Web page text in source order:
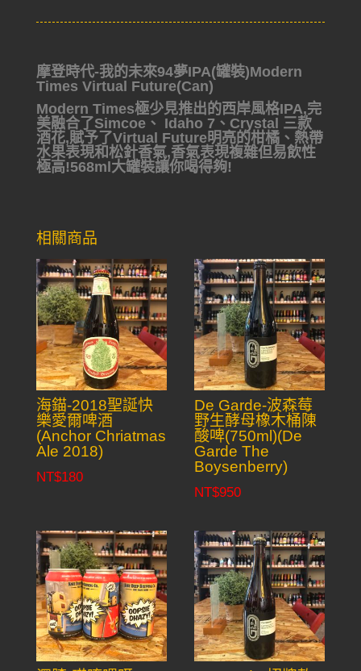
摩登時代-我的未來94夢IPA(罐裝)Modern
Times Virtual Future(Can)
Modern Times極少見推出的西岸風格IPA,完
美融合了Simcoe、 Idaho 7、Crystal 三款
酒花,賦予了Virtual Future明亮的柑橘、熱帶
水果表現和松針香氣,香氣表現複雜但易飲性
極高!568ml大罐裝讓你喝得夠!
相關商品
海錨-2018聖誕快
樂愛爾啤酒
(Anchor Chriatmas
Ale 2018)
NT$180
De Garde-波森莓
野生酵母橡木桶陳
酸啤(750ml)(De
Garde The
Boysenberry)
NT$950